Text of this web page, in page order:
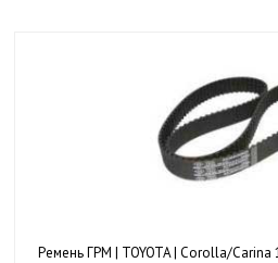
Ремень ГРМ | TOYOTA | Corolla/Carina